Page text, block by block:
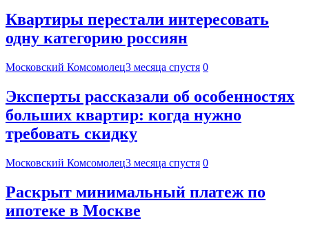
Квартиры перестали интересовать
одну категорию россиян
Московский Комсомолец3 месяца спустя 0
Эксперты рассказали об особенностях
больших квартир: когда нужно
требовать скидку
Московский Комсомолец3 месяца спустя 0
Раскрыт минимальный платеж по
ипотеке в Москве